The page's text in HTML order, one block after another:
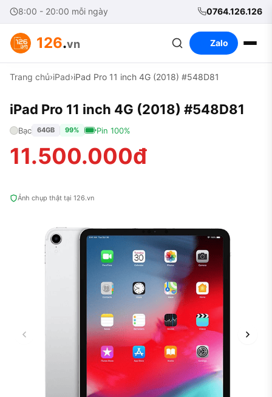
8:00 - 20:00 mỗi ngày 0764.126.126
126.vn Zalo
Trang chủ›iPad›iPad Pro 11 inch 4G (2018) #548D81
Ảnh chụp thật tại 126.vn
iPad Pro 11 inch 4G (2018) #548D81
Bạc 64GB 99% Pin 100%
11.500.000đ